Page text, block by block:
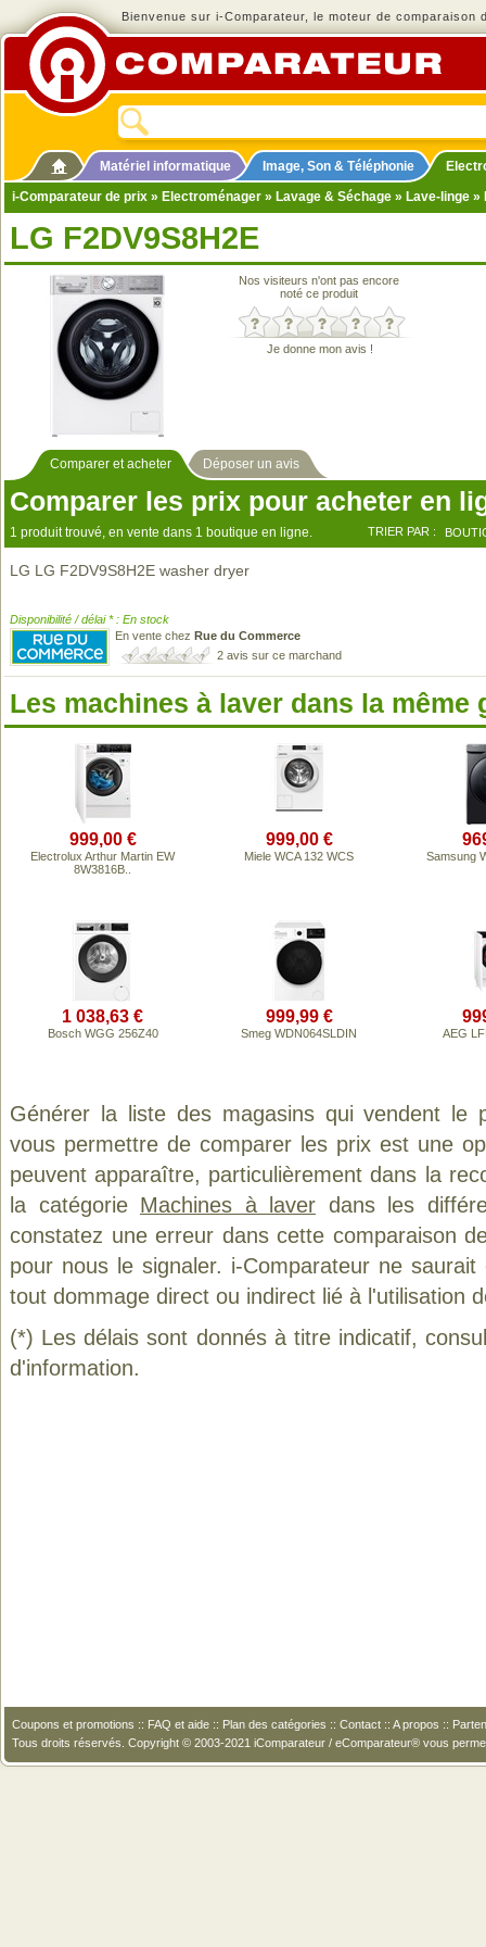
Bienvenue sur i-Comparateur, le moteur de comparaison
Matériel informatique Image, Son & Téléphonie
i-Comparateur de prix » Electroménager » Lavage & Séchage » Lave-linge »
LG F2DV9S8H2E
Nos visiteurs n'ont pas encore
noté ce produit
Je donne mon avis !
Comparer et acheter Déposer un avis
Comparer les prix pour acheter en
1 produit trouvé, en vente dans 1 boutique en ligne. TRIER PAR :
LG LG F2DV9S8H2E washer dryer
Disponibilité / délai * : En stock
En vente chez Rue du Commerce
2 avis sur ce marchand
Les machines à laver dans la même
999,00 €
Electrolux Arthur Martin EW
8W3816B..
999,00 €
Miele WCA 132 WCS Samsung
1 038,63 €
Bosch WGG 256Z40
999,99 €
Smeg WDN064SLDIN AEG
Générer la liste des magasins qui vendent le
vous permettre de comparer les prix est une
peuvent apparaître, particulièrement dans la
la catégorie Machines à laver dans les
constatez une erreur dans cette comparaison
pour nous le signaler. i-Comparateur ne
tout dommage direct ou indirect lié à l'utilisation
(*) Les délais sont donnés à titre indicatif,
d'information.
Coupons et promotions :: FAQ et aide :: Plan des catégories :: Contact :: A propos ::
Tous droits réservés. Copyright © 2003-2021 iComparateur / eComparateur® vous